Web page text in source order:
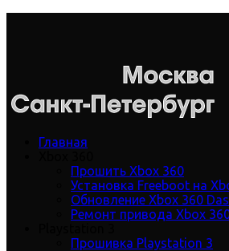
Главная
Прошить Xbox 360
Установка Freeboot на
Обновление Xbox 360
Ремонт привода Xbox
Прошивка Playstation 3